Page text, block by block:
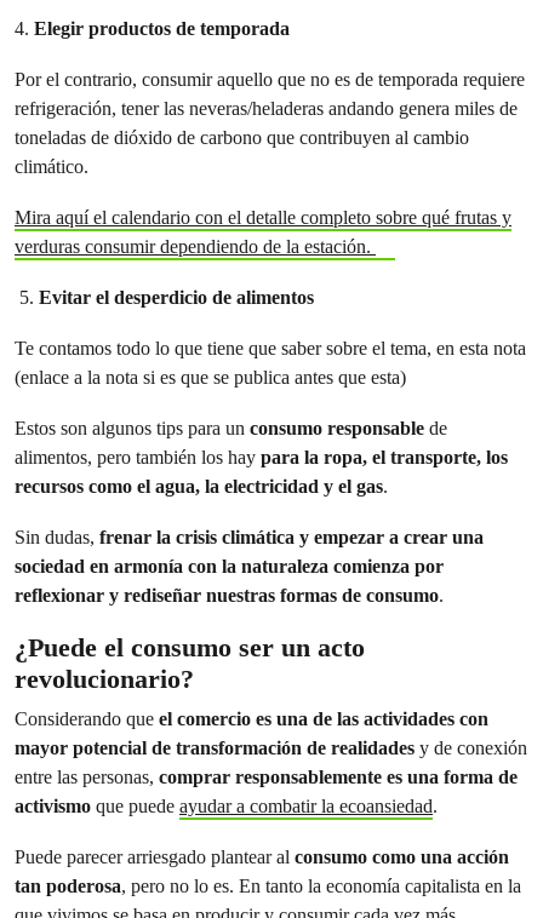
4. Elegir productos de temporada
Por el contrario, consumir aquello que no es de temporada requiere
refrigeración, tener las neveras/heladeras andando genera miles de
toneladas de dióxido de carbono que contribuyen al cambio
climático.
Mira aquí el calendario con el detalle completo sobre qué frutas y
verduras consumir dependiendo de la estación.
5. Evitar el desperdicio de alimentos
Te contamos todo lo que tiene que saber sobre el tema, en esta nota
(enlace a la nota si es que se publica antes que esta)
Estos son algunos tips para un consumo responsable de
alimentos, pero también los hay para la ropa, el transporte, los
recursos como el agua, la electricidad y el gas.
Sin dudas, frenar la crisis climática y empezar a crear una
sociedad en armonía con la naturaleza comienza por
reflexionar y rediseñar nuestras formas de consumo.
¿Puede el consumo ser un acto
revolucionario?
Considerando que el comercio es una de las actividades con
mayor potencial de transformación de realidades y de conexión
entre las personas, comprar responsablemente es una forma de
activismo que puede ayudar a combatir la ecoansiedad.
Puede parecer arriesgado plantear al consumo como una acción
tan poderosa, pero no lo es. En tanto la economía capitalista en la